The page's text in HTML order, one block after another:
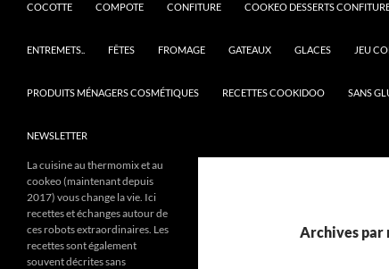
COCOTTE COMPOTE CONFITURE COOKEO DESSERTS
ENTREMETS.. FÊTES FROMAGE GATEAUX GLACES JEU
PRODUITS MÉNAGERS COSMÉTIQUES RECETTES COOKIDOO SANS
NEWSLETTER
Archives par
La cuisine au thermomix et au
cookeo (maintenant depuis
2017) vous change la vie. Ici
recettes et échanges autour de
ces robots extraordinaires. Les
recettes sont également
souvent décrites sans